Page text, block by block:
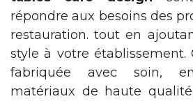
répondre aux besoins des
restauration. tout en
style à votre établissement.
fabriquée avec soin,
matériaux de haute